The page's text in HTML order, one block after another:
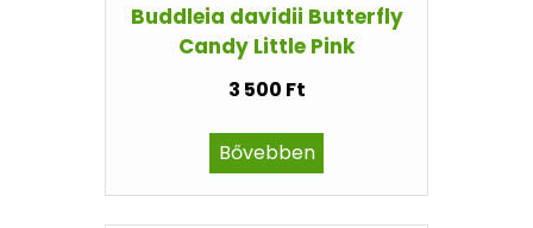
Buddleia davidii Butterfly
Candy Little Pink
3 500 Ft
Bővebben